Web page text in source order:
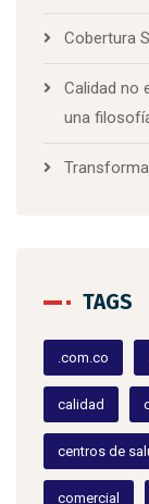
Cobertura
Calidad no
una
TAGS
.com.co
calidad
centros de
comercial